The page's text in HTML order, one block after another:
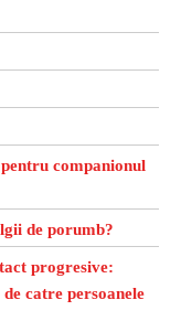
companionul
de porumb?
progresive:
catre persoanele